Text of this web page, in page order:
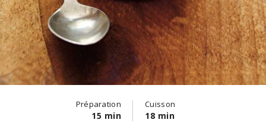
Préparation
15 min
Cuisson
18 min